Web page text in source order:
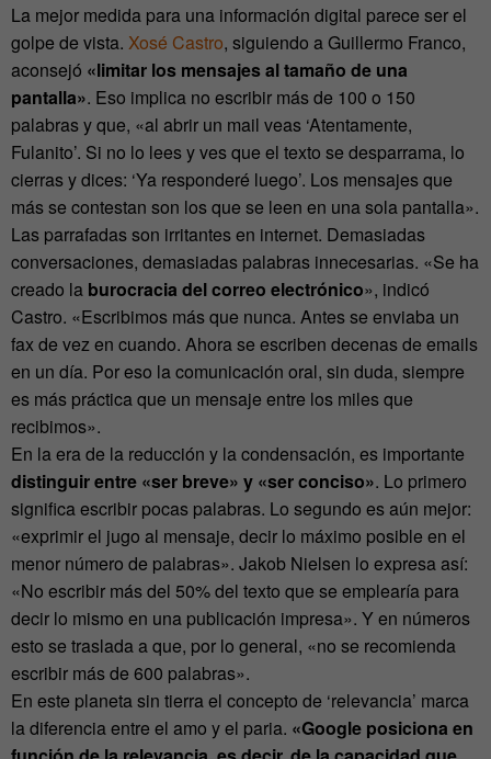
La mejor medida para una información digital parece ser el
golpe de vista. Xosé Castro, siguiendo a Guillermo Franco,
aconsejó «limitar los mensajes al tamaño de una
pantalla». Eso implica no escribir más de 100 o 150
palabras y que, «al abrir un mail veas ‘Atentamente,
Fulanito’. Si no lo lees y ves que el texto se desparrama, lo
cierras y dices: ‘Ya responderé luego’. Los mensajes que
más se contestan son los que se leen en una sola pantalla».
Las parrafadas son irritantes en internet. Demasiadas
conversaciones, demasiadas palabras innecesarias. «Se ha
creado la burocracia del correo electrónico», indicó
Castro. «Escribimos más que nunca. Antes se enviaba un
fax de vez en cuando. Ahora se escriben decenas de emails
en un día. Por eso la comunicación oral, sin duda, siempre
es más práctica que un mensaje entre los miles que
recibimos».
En la era de la reducción y la condensación, es importante
distinguir entre «ser breve» y «ser conciso». Lo primero
significa escribir pocas palabras. Lo segundo es aún mejor:
«exprimir el jugo al mensaje, decir lo máximo posible en el
menor número de palabras». Jakob Nielsen lo expresa así:
«No escribir más del 50% del texto que se emplearía para
decir lo mismo en una publicación impresa». Y en números
esto se traslada a que, por lo general, «no se recomienda
escribir más de 600 palabras».
En este planeta sin tierra el concepto de ‘relevancia’ marca
la diferencia entre el amo y el paria. «Google posiciona en